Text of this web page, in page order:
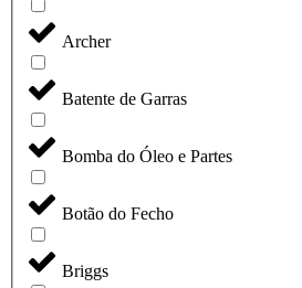
Archer
Batente de Garras
Bomba do Óleo e Partes
Botão do Fecho
Briggs